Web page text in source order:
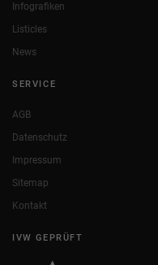
Infografiken
Listicles
News
SERVICE
AGB
Datenschutz
Impressum
Sitemap
Kontakt
IVW GEPRÜFT